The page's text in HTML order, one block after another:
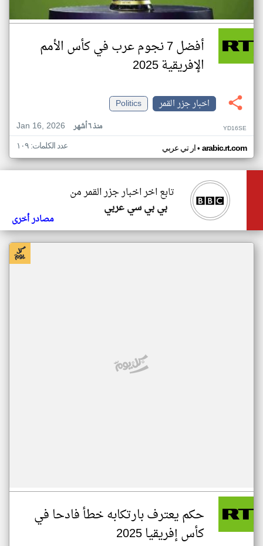
أفضل 7 نجوم عرب في كأس الأمم
الإفريقية 2025
اخبار جزر القمر
Politics
Jan 16, 2026
منذ ٦ أشهر YD16SE
ار تي عربي• arabic.rt.com عدد الكلمات: ١٠٩
تابع اخر اخبار جزر القمر من
بي بي سي عربي
مصادر أخرى
حكم يعترف بارتكابه خطأ فادحا في
كأس إفريقيا 2025